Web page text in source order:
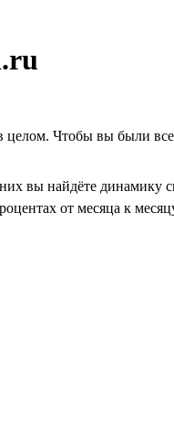
Чтобы вы были
вы найдёте динамику
от месяца к